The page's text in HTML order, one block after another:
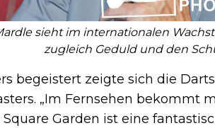
sieht im internationalen
zugleich Geduld und den
begeistert zeigte sich die
„Im Fernsehen bekommt
Square Garden ist eine